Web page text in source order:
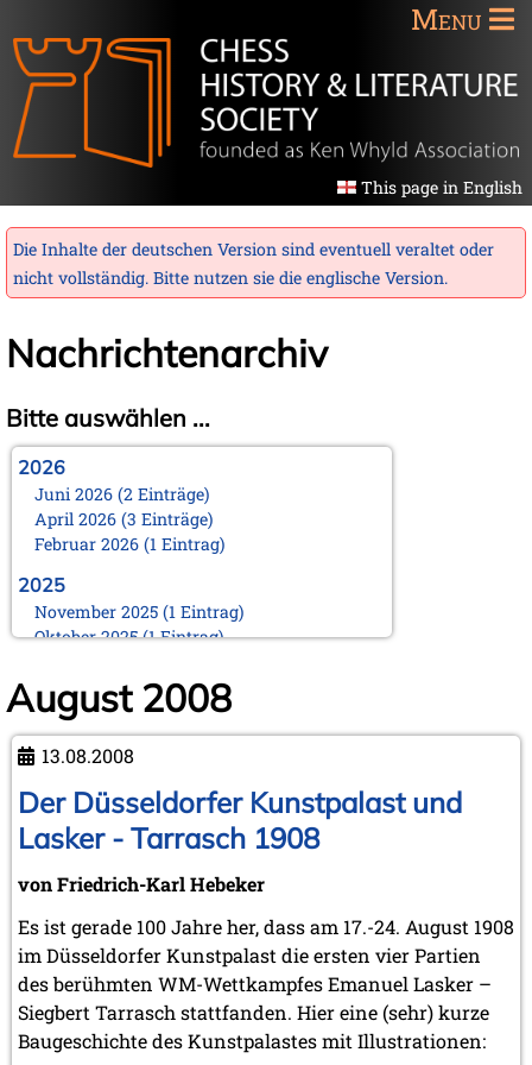
Menu
This page in English
Die Inhalte der deutschen Version sind eventuell veraltet oder
nicht vollständig. Bitte nutzen sie die englische Version.
Nachrichtenarchiv
Bitte auswählen ...
2026
Juni 2026 (2 Einträge)
April 2026 (3 Einträge)
Februar 2026 (1 Eintrag)
2025
November 2025 (1 Eintrag)
Oktober 2025 (1 Eintrag)
Juni 2025 (1 Eintrag)
März 2025 (1 Eintrag)
Februar 2025 (1 Eintrag)
Januar 2025 (1 Eintrag)
2024
November 2024 (1 Eintrag)
Oktober 2024 (1 Eintrag)
August 2024 (2 Einträge)
Januar 2024 (1 Eintrag)
2023
September 2023 (1 Eintrag)
August 2023 (1 Eintrag)
April 2023 (1 Eintrag)
August 2008
13.08.2008
Der Düsseldorfer Kunstpalast und
Lasker - Tarrasch 1908
von Friedrich-Karl Hebeker
Es ist gerade 100 Jahre her, dass am 17.-24. August 1908
im Düsseldorfer Kunstpalast die ersten vier Partien
des berühmten WM-Wettkampfes Emanuel Lasker –
Siegbert Tarrasch stattfanden. Hier eine (sehr) kurze
Baugeschichte des Kunstpalastes mit Illustrationen: